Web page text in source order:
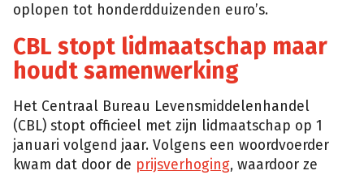
oplopen tot honderdduizenden euro’s.
CBL stopt lidmaatschap maar
houdt samenwerking
Het Centraal Bureau Levensmiddelenhandel
(CBL) stopt officieel met zijn lidmaatschap op 1
januari volgend jaar. Volgens een woordvoerder
kwam dat door de prijsverhoging, waardoor ze